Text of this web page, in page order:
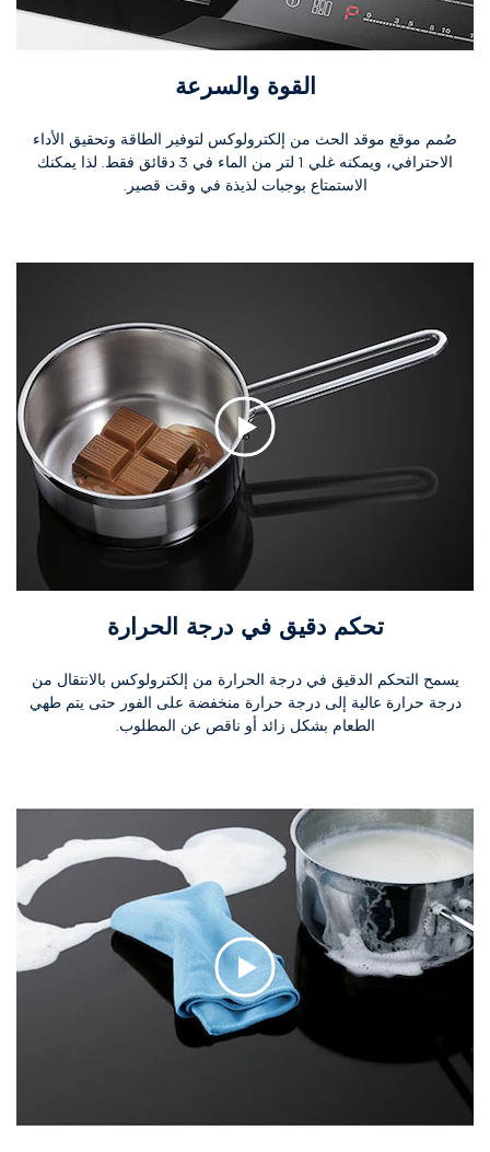
القوة والسرعة
صُمم موقع موقد الحث من إلكترولوكس لتوفير الطاقة وتحقيق الأداء
الاحترافي، ويمكنه غلي 1 لتر من الماء في 3 دقائق فقط. لذا يمكنك
الاستمتاع بوجبات لذيذة في وقت قصير.
تحكم دقيق في درجة الحرارة
يسمح التحكم الدقيق في درجة الحرارة من إلكترولوكس بالانتقال من
درجة حرارة عالية إلى درجة حرارة منخفضة على الفور حتى يتم طهي
الطعام بشكل زائد أو ناقص عن المطلوب.